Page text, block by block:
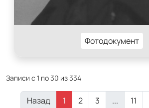
Фотодокумент
Записи с 1 по 30 из 334
Назад 1 2 3 ... 11